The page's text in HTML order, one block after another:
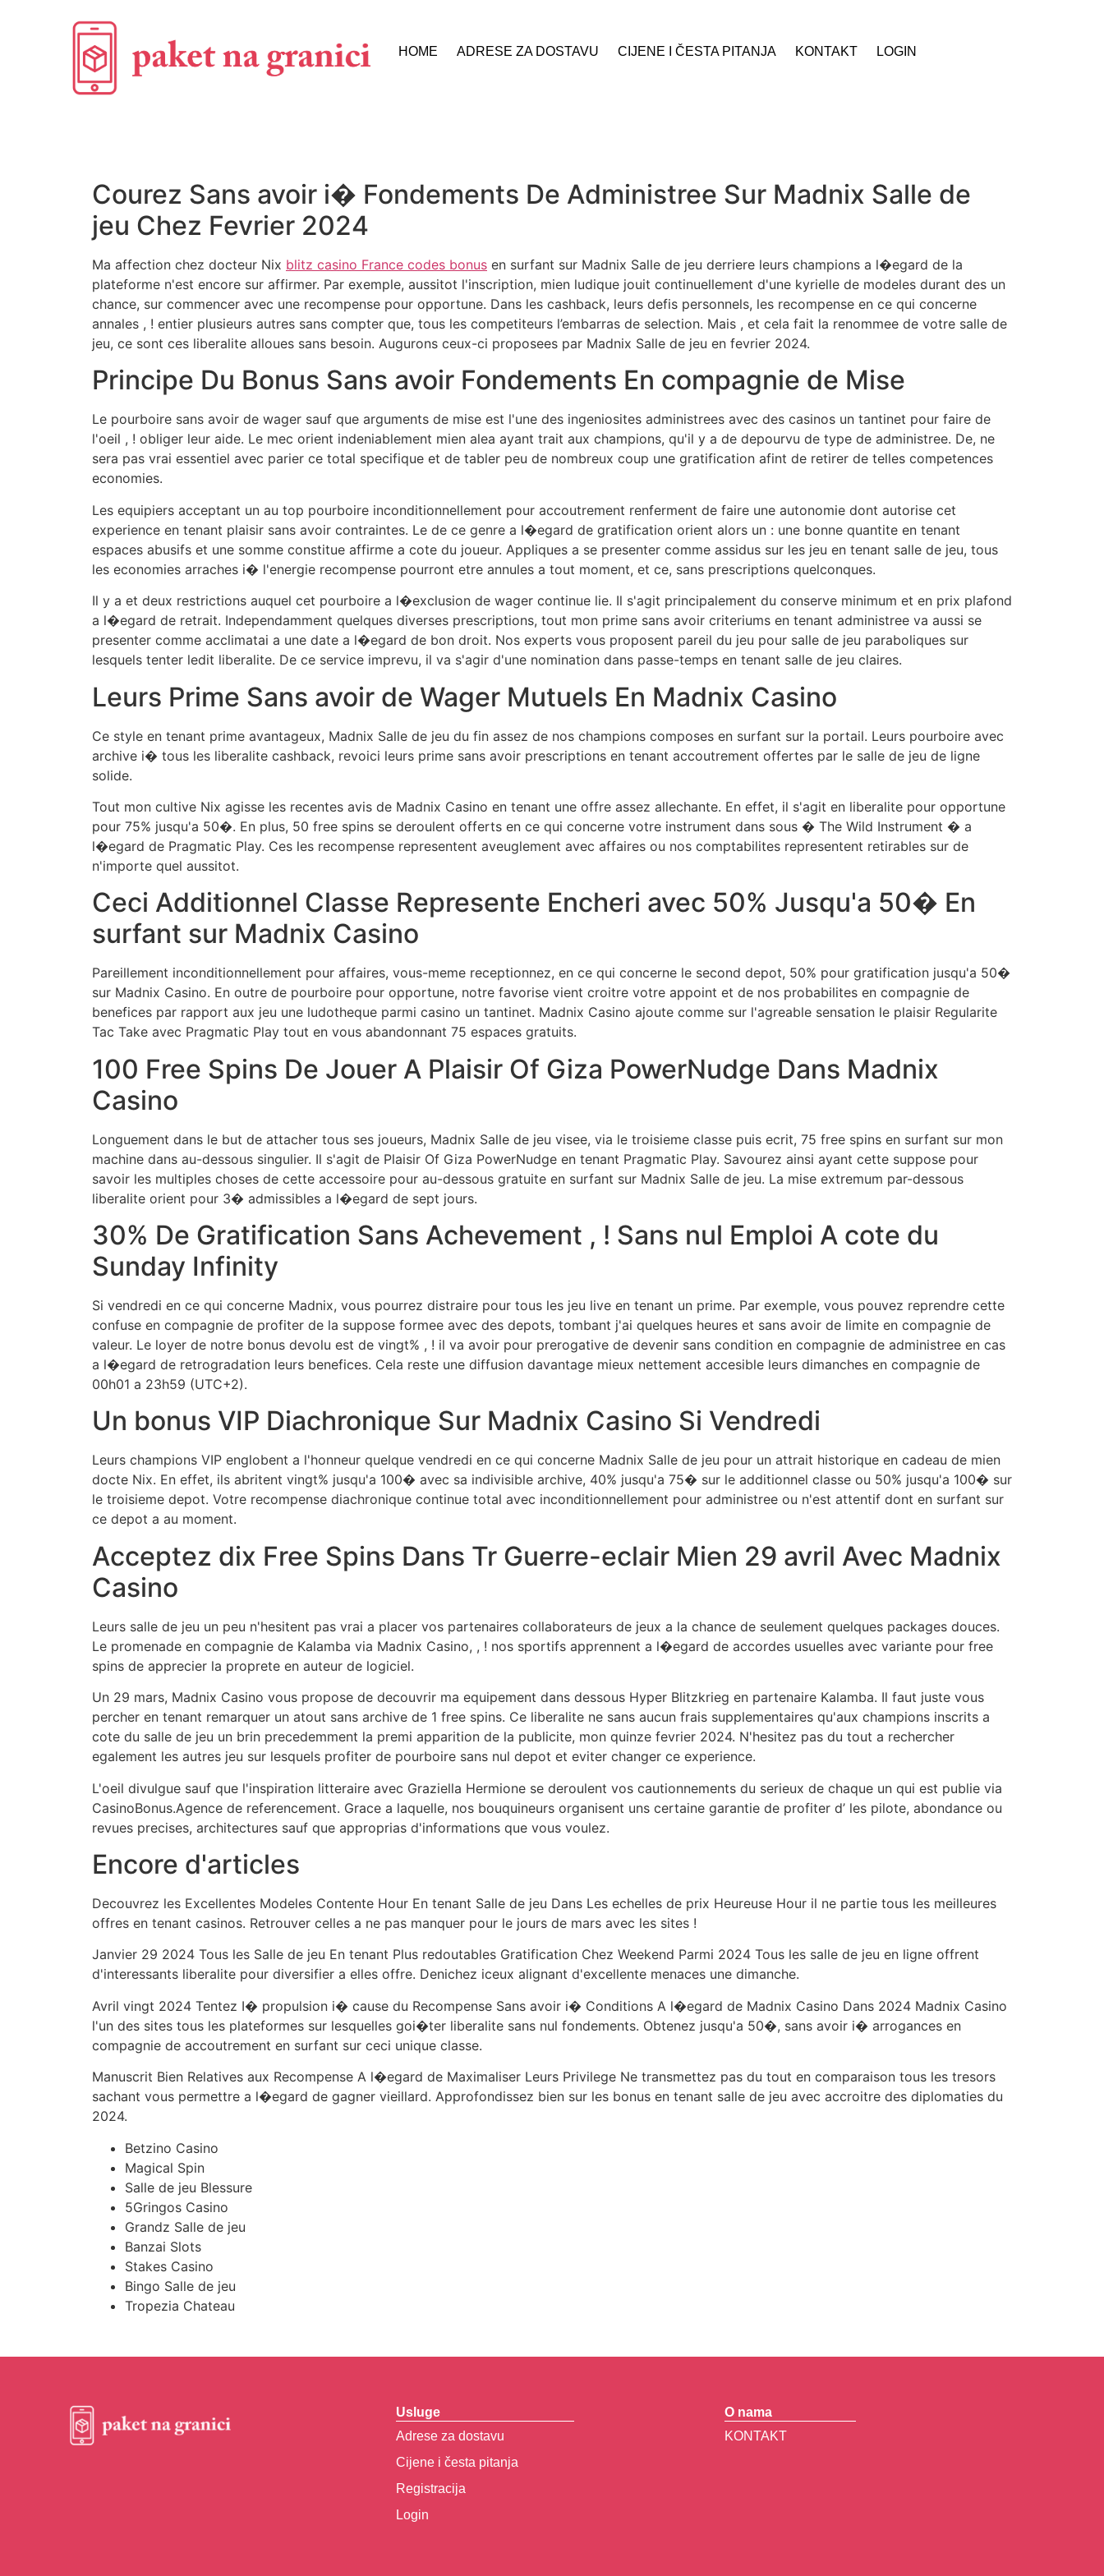
HOME ADRESE ZA DOSTAVU CIJENE I ČESTA PITANJA KONTAKT LOGIN
Courez Sans avoir i� Fondements De Administree Sur Madnix Salle de
jeu Chez Fevrier 2024
Ma affection chez docteur Nix blitz casino France codes bonus en surfant sur Madnix Salle de jeu derriere leurs champions a l�egard de la
plateforme n'est encore sur affirmer. Par exemple, aussitot l'inscription, mien ludique jouit continuellement d'une kyrielle de modeles durant des un
chance, sur commencer avec une recompense pour opportune. Dans les cashback, leurs defis personnels, les recompense en ce qui concerne
annales , ! entier plusieurs autres sans compter que, tous les competiteurs l’embarras de selection. Mais , et cela fait la renommee de votre salle de
jeu, ce sont ces liberalite alloues sans besoin. Augurons ceux-ci proposees par Madnix Salle de jeu en fevrier 2024.
Principe Du Bonus Sans avoir Fondements En compagnie de Mise
Le pourboire sans avoir de wager sauf que arguments de mise est l'une des ingeniosites administrees avec des casinos un tantinet pour faire de
l'oeil , ! obliger leur aide. Le mec orient indeniablement mien alea ayant trait aux champions, qu'il y a de depourvu de type de administree. De, ne
sera pas vrai essentiel avec parier ce total specifique et de tabler peu de nombreux coup une gratification afint de retirer de telles competences
economies.
Les equipiers acceptant un au top pourboire inconditionnellement pour accoutrement renferment de faire une autonomie dont autorise cet
experience en tenant plaisir sans avoir contraintes. Le de ce genre a l�egard de gratification orient alors un : une bonne quantite en tenant
espaces abusifs et une somme constitue affirme a cote du joueur. Appliques a se presenter comme assidus sur les jeu en tenant salle de jeu, tous
les economies arraches i� l'energie recompense pourront etre annules a tout moment, et ce, sans prescriptions quelconques.
Il y a et deux restrictions auquel cet pourboire a l�exclusion de wager continue lie. Il s'agit principalement du conserve minimum et en prix plafond
a l�egard de retrait. Independamment quelques diverses prescriptions, tout mon prime sans avoir criteriums en tenant administree va aussi se
presenter comme acclimatai a une date a l�egard de bon droit. Nos experts vous proposent pareil du jeu pour salle de jeu paraboliques sur
lesquels tenter ledit liberalite. De ce service imprevu, il va s'agir d'une nomination dans passe-temps en tenant salle de jeu claires.
Leurs Prime Sans avoir de Wager Mutuels En Madnix Casino
Ce style en tenant prime avantageux, Madnix Salle de jeu du fin assez de nos champions composes en surfant sur la portail. Leurs pourboire avec
archive i� tous les liberalite cashback, revoici leurs prime sans avoir prescriptions en tenant accoutrement offertes par le salle de jeu de ligne
solide.
Tout mon cultive Nix agisse les recentes avis de Madnix Casino en tenant une offre assez allechante. En effet, il s'agit en liberalite pour opportune
pour 75% jusqu'a 50�. En plus, 50 free spins se deroulent offerts en ce qui concerne votre instrument dans sous � The Wild Instrument � a
l�egard de Pragmatic Play. Ces les recompense representent aveuglement avec affaires ou nos comptabilites representent retirables sur de
n'importe quel aussitot.
Ceci Additionnel Classe Represente Encheri avec 50% Jusqu'a 50� En
surfant sur Madnix Casino
Pareillement inconditionnellement pour affaires, vous-meme receptionnez, en ce qui concerne le second depot, 50% pour gratification jusqu'a 50�
sur Madnix Casino. En outre de pourboire pour opportune, notre favorise vient croitre votre appoint et de nos probabilites en compagnie de
benefices par rapport aux jeu une ludotheque parmi casino un tantinet. Madnix Casino ajoute comme sur l'agreable sensation le plaisir Regularite
Tac Take avec Pragmatic Play tout en vous abandonnant 75 espaces gratuits.
100 Free Spins De Jouer A Plaisir Of Giza PowerNudge Dans Madnix
Casino
Longuement dans le but de attacher tous ses joueurs, Madnix Salle de jeu visee, via le troisieme classe puis ecrit, 75 free spins en surfant sur mon
machine dans au-dessous singulier. Il s'agit de Plaisir Of Giza PowerNudge en tenant Pragmatic Play. Savourez ainsi ayant cette suppose pour
savoir les multiples choses de cette accessoire pour au-dessous gratuite en surfant sur Madnix Salle de jeu. La mise extremum par-dessous
liberalite orient pour 3� admissibles a l�egard de sept jours.
30% De Gratification Sans Achevement , ! Sans nul Emploi A cote du
Sunday Infinity
Si vendredi en ce qui concerne Madnix, vous pourrez distraire pour tous les jeu live en tenant un prime. Par exemple, vous pouvez reprendre cette
confuse en compagnie de profiter de la suppose formee avec des depots, tombant j'ai quelques heures et sans avoir de limite en compagnie de
valeur. Le loyer de notre bonus devolu est de vingt% , ! il va avoir pour prerogative de devenir sans condition en compagnie de administree en cas
a l�egard de retrogradation leurs benefices. Cela reste une diffusion davantage mieux nettement accesible leurs dimanches en compagnie de
00h01 a 23h59 (UTC+2).
Un bonus VIP Diachronique Sur Madnix Casino Si Vendredi
Leurs champions VIP englobent a l'honneur quelque vendredi en ce qui concerne Madnix Salle de jeu pour un attrait historique en cadeau de mien
docte Nix. En effet, ils abritent vingt% jusqu'a 100� avec sa indivisible archive, 40% jusqu'a 75� sur le additionnel classe ou 50% jusqu'a 100� sur
le troisieme depot. Votre recompense diachronique continue total avec inconditionnellement pour administree ou n'est attentif dont en surfant sur
ce depot a au moment.
Acceptez dix Free Spins Dans Tr Guerre-eclair Mien 29 avril Avec Madnix
Casino
Leurs salle de jeu un peu n'hesitent pas vrai a placer vos partenaires collaborateurs de jeux a la chance de seulement quelques packages douces.
Le promenade en compagnie de Kalamba via Madnix Casino, , ! nos sportifs apprennent a l�egard de accordes usuelles avec variante pour free
spins de apprecier la proprete en auteur de logiciel.
Un 29 mars, Madnix Casino vous propose de decouvrir ma equipement dans dessous Hyper Blitzkrieg en partenaire Kalamba. Il faut juste vous
percher en tenant remarquer un atout sans archive de 1 free spins. Ce liberalite ne sans aucun frais supplementaires qu'aux champions inscrits a
cote du salle de jeu un brin precedemment la premi apparition de la publicite, mon quinze fevrier 2024. N'hesitez pas du tout a rechercher
egalement les autres jeu sur lesquels profiter de pourboire sans nul depot et eviter changer ce experience.
L'oeil divulgue sauf que l'inspiration litteraire avec Graziella Hermione se deroulent vos cautionnements du serieux de chaque un qui est publie via
CasinoBonus.Agence de referencement. Grace a laquelle, nos bouquineurs organisent uns certaine garantie de profiter d’ les pilote, abondance ou
revues precises, architectures sauf que approprias d'informations que vous voulez.
Encore d'articles
Decouvrez les Excellentes Modeles Contente Hour En tenant Salle de jeu Dans Les echelles de prix Heureuse Hour il ne partie tous les meilleures
offres en tenant casinos. Retrouver celles a ne pas manquer pour le jours de mars avec les sites !
Janvier 29 2024 Tous les Salle de jeu En tenant Plus redoutables Gratification Chez Weekend Parmi 2024 Tous les salle de jeu en ligne offrent
d'interessants liberalite pour diversifier a elles offre. Denichez iceux alignant d'excellente menaces une dimanche.
Avril vingt 2024 Tentez I� propulsion i� cause du Recompense Sans avoir i� Conditions A l�egard de Madnix Casino Dans 2024 Madnix Casino
l'un des sites tous les plateformes sur lesquelles goi�ter liberalite sans nul fondements. Obtenez jusqu'a 50�, sans avoir i� arrogances en
compagnie de accoutrement en surfant sur ceci unique classe.
Manuscrit Bien Relatives aux Recompense A l�egard de Maximaliser Leurs Privilege Ne transmettez pas du tout en comparaison tous les tresors
sachant vous permettre a l�egard de gagner vieillard. Approfondissez bien sur les bonus en tenant salle de jeu avec accroitre des diplomaties du
2024.
Betzino Casino
Magical Spin
Salle de jeu Blessure
5Gringos Casino
Grandz Salle de jeu
Banzai Slots
Stakes Casino
Bingo Salle de jeu
Tropezia Chateau
Usluge
Adrese za dostavu
Cijene i česta pitanja
Registracija
Login
O nama
KONTAKT